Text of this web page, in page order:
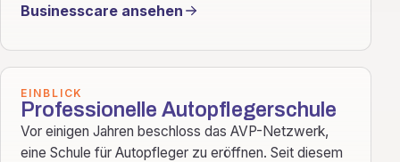
Businesscare ansehen
EINBLICK
Professionelle Autopflegerschule
Vor einigen Jahren beschloss das AVP-Netzwerk,
eine Schule für Autopfleger zu eröffnen. Seit diesem